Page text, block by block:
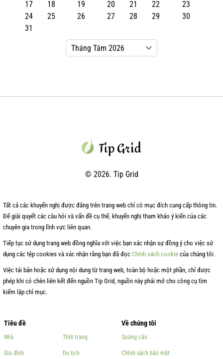
17
18 19 20 21 22
23
24
25 26 27 28 29
30
31
© 2026. Tip Grid
Tiêu đề
Nhà
Gia đình
Thời trang
Du lịch
Về chúng tôi
Quảng cáo
Chính sách bảo mật
Tất cả các khuyến nghị được đăng trên trang web chỉ có mục đích cung cấp thông tin.
Để giải quyết các câu hỏi và vấn đề cụ thể, khuyến nghị tham khảo ý kiến của các
chuyên gia trong lĩnh vực liên quan.
Tiếp tục sử dụng trang web đồng nghĩa với việc bạn xác nhận sự đồng ý cho việc sử
dụng các tệp cookies và xác nhận rằng bạn đã đọc Chính sách cookie của chúng tôi.
Việc tái bản hoặc sử dụng nội dung từ trang web, toàn bộ hoặc một phần, chỉ được
phép khi có chèn liên kết đến nguồn Tip Grid, nguồn này phải mở cho công cụ tìm
kiếm lập chỉ mục.